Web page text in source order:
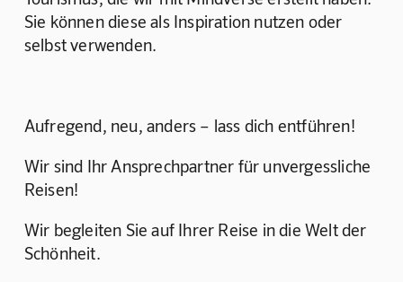
Sie können diese als Inspiration nutzen oder
selbst verwenden.
Aufregend, neu, anders – lass dich entführen!
Wir sind Ihr Ansprechpartner für unvergessliche
Reisen!
Wir begleiten Sie auf Ihrer Reise in die Welt der
Schönheit.